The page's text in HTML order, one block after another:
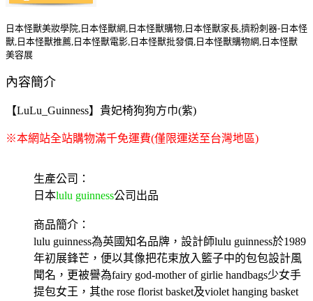
日本怪獸美妝學院,日本怪獸網,日本怪獸購物,日本怪獸家長,擠粉刺器-日本怪
獸,日本怪獸推薦,日本怪獸電影,日本怪獸批發價,日本怪獸購物網,日本怪獸
美容展
內容簡介
【LuLu_Guinness】貴妃椅狗狗方巾(紫)
※本網站全站購物滿千免運費(僅限運送至台灣地區)
生產公司：
日本lulu guinness公司出品
商品簡介：
lulu guinness為英國知名品牌，設計師lulu guinness於1989
年初展鋒芒，便以其像把花束放入籃子中的包包設計風
聞名，更被譽為fairy god-mother of girlie handbags少女手
提包女王，其the rose florist basket及violet hanging basket